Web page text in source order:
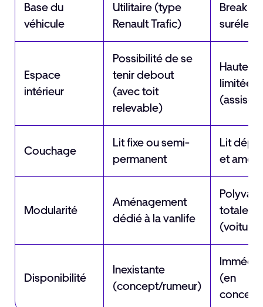
Base du
véhicule
Utilitaire (type
Renault Trafic)
Break
surélevé
Espace
intérieur
Possibilité de se
tenir debout
(avec toit
relevable)
Hauteur
limitée
(assise)
Couchage
Lit fixe ou semi-
permanent
Lit
et
Modularité
Aménagement
dédié à la vanlife
totale
Disponibilité
Inexistante
(concept/rumeur)
(en